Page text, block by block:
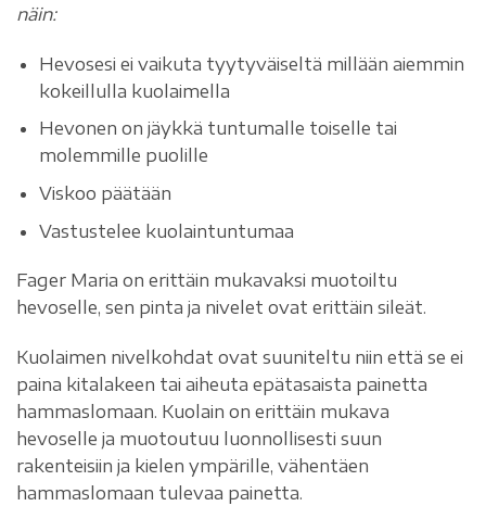
näin:
Hevosesi ei vaikuta tyytyväiseltä millään aiemmin
kokeillulla kuolaimella
Hevonen on jäykkä tuntumalle toiselle tai
molemmille puolille
Viskoo päätään
Vastustelee kuolaintuntumaa
Fager Maria on erittäin mukavaksi muotoiltu
hevoselle, sen pinta ja nivelet ovat erittäin sileät.
Kuolaimen nivelkohdat ovat suuniteltu niin että se ei
paina kitalakeen tai aiheuta epätasaista painetta
hammaslomaan. Kuolain on erittäin mukava
hevoselle ja muotoutuu luonnollisesti suun
rakenteisiin ja kielen ympärille, vähentäen
hammaslomaan tulevaa painetta.